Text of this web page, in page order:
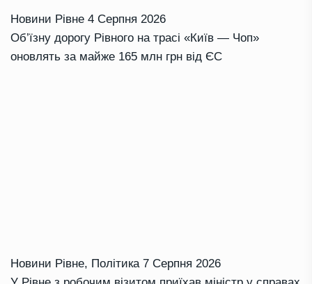
Новини Рівне 4 Серпня 2026
Об’їзну дорогу Рівного на трасі «Київ — Чоп»
оновлять за майже 165 млн грн від ЄС
Новини Рівне, Політика 7 Серпня 2026